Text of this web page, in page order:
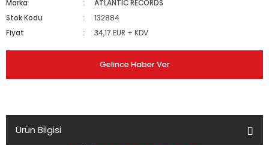
Marka
ATLANTIC RECORDS
Stok Kodu
132884
Fiyat
34,17 EUR + KDV
Gelince Haber Ver
Ürün Bilgisi